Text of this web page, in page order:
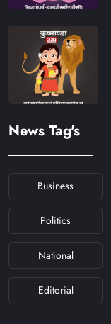
News Tag's
Business
Politics
National
Editorial